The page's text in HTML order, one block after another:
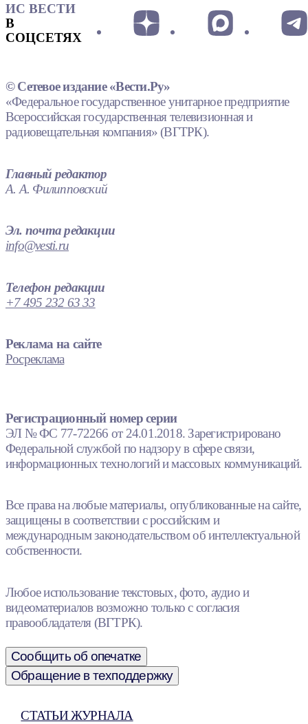
ИС ВЕСТИ
В
СОЦСЕТЯХ
© Сетевое издание «Вести.Ру»
«Федеральное государственное унитарное предприятие
Всероссийская государственная телевизионная и
радиовещательная компания» (ВГТРК).
Главный редактор
А. А. Филипповский
Эл. почта редакции
info@vesti.ru
Телефон редакции
+7 495 232 63 33
Реклама на сайте
Росреклама
Регистрационный номер серии
ЭЛ № ФС 77-72266 от 24.01.2018. Зарегистрировано
Федеральной службой по надзору в сфере связи,
информационных технологий и массовых коммуникаций.
Все права на любые материалы, опубликованные на сайте,
защищены в соответствии с российским и
международным законодательством об интеллектуальной
собственности.
Любое использование текстовых, фото, аудио и
видеоматериалов возможно только с согласия
правообладателя (ВГТРК).
Сообщить об опечатке
Обращение в техподдержку
СТАТЬИ ЖУРНАЛА